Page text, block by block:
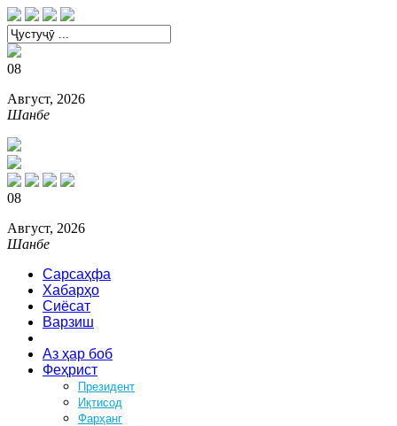
08
Август, 2026
Шанбе
08
Август, 2026
Шанбе
Сарсаҳфа
Хабарҳо
Сиёсат
Варзиш
Аз ҳар боб
Феҳрист
Президент
Иқтисод
Фарҳанг